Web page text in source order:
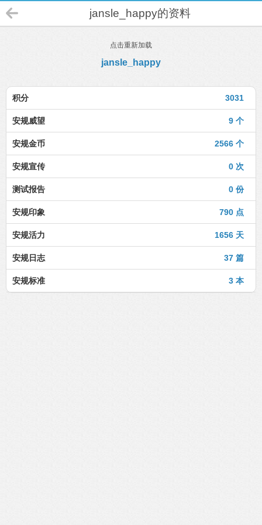
jansle_happy的资料
点击重新加载
jansle_happy
3031
积分
9 个
安规威望
2566 个
安规金币
0 次
安规宣传
0 份
测试报告
790 点
安规印象
1656 天
安规活力
37 篇
安规日志
3 本
安规标准